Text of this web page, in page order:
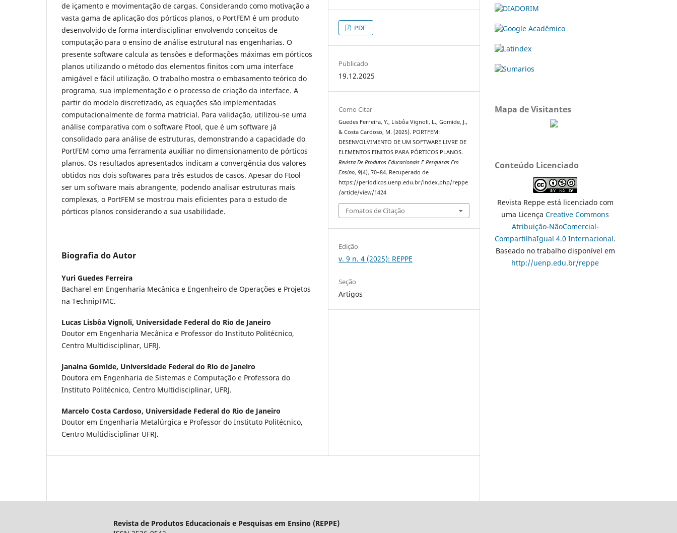
de içamento e movimentação de cargas. Considerando como motivação a
vasta gama de aplicação dos pórticos planos, o PortFEM é um produto
desenvolvido de forma interdisciplinar envolvendo conceitos de
computação para o ensino de análise estrutural nas engenharias. O
presente software calcula as tensões e deformações máximas em pórticos
planos utilizando o método dos elementos finitos com uma interface
amigável e fácil utilização. O trabalho mostra o embasamento teórico do
programa, sua implementação e o processo de criação da interface. A
partir do modelo discretizado, as equações são implementadas
computacionalmente de forma matricial. Para validação, utilizou-se uma
análise comparativa com o software Ftool, que é um software já
consolidado para análise de estruturas, demonstrando a capacidade do
PortFEM como uma ferramenta auxiliar no dimensionamento de pórticos
planos. Os resultados apresentados indicam a convergência dos valores
obtidos nos dois softwares para três estudos de casos. Apesar do Ftool
ser um software mais abrangente, podendo analisar estruturas mais
complexas, o PortFEM se mostrou mais eficientes para o estudo de
pórticos planos considerando a sua usabilidade.
Biografia do Autor
Yuri Guedes Ferreira
Bacharel em Engenharia Mecânica e Engenheiro de Operações e Projetos
na TechnipFMC.
Lucas Lisbôa Vignoli, Universidade Federal do Rio de Janeiro
Doutor em Engenharia Mecânica e Professor do Instituto Politécnico,
Centro Multidisciplinar, UFRJ.
Janaina Gomide, Universidade Federal do Rio de Janeiro
Doutora em Engenharia de Sistemas e Computação e Professora do
Instituto Politécnico, Centro Multidisciplinar, UFRJ.
Marcelo Costa Cardoso, Universidade Federal do Rio de Janeiro
Doutor em Engenharia Metalúrgica e Professor do Instituto Politécnico,
Centro Multidisciplinar UFRJ.
PDF
Publicado
19.12.2025
Como Citar
Guedes Ferreira, Y., Lisbôa Vignoli, L., Gomide, J.,
& Costa Cardoso, M. (2025). PORTFEM:
DESENVOLVIMENTO DE UM SOFTWARE LIVRE DE
ELEMENTOS FINITOS PARA PÓRTICOS PLANOS.
Revista De Produtos Educacionais E Pesquisas Em
Ensino,9(4), 70–84. Recuperado de
https://periodicos.uenp.edu.br/index.php/reppe
/article/view/1424
Fomatos de Citação
Edição
v. 9 n. 4 (2025): REPPE
Seção
Artigos
Mapa de Visitantes
Conteúdo Licenciado
Revista Reppe está licenciado com
uma Licença Creative Commons
Atribuição-NãoComercial-
CompartilhaIgual 4.0 Internacional.
Baseado no trabalho disponível em
http://uenp.edu.br/reppe
Revista de Produtos Educacionais e Pesquisas em Ensino (REPPE)